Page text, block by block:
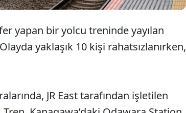
yapan bir yolcu treninde yayılan
yaklaşık 10 kişi rahatsızlanırken,
JR East tarafından işletilen